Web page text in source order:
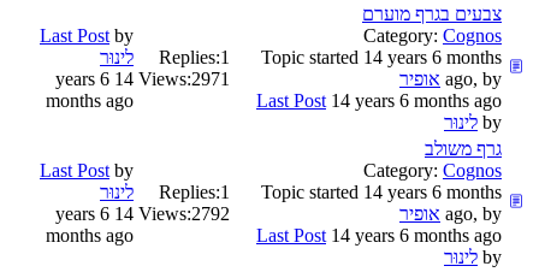
צבעים בגרף מוערם
Category: Cognos
Topic started 14 years 6 months
ago, by אופיר
Last Post 14 years 6 months ago
by לינוּר
Replies:1
Views:2971
Last Post by
לינוּר
14 years 6
months ago
גרף משולב
Category: Cognos
Topic started 14 years 6 months
ago, by אופיר
Last Post 14 years 6 months ago
by לינוּר
Replies:1
Views:2792
Last Post by
לינוּר
14 years 6
months ago